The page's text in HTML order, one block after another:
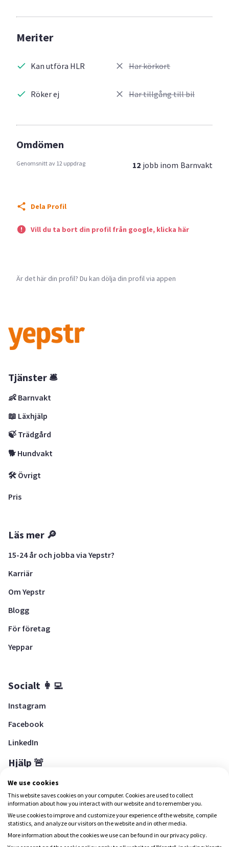
Meriter
Kan utföra HLR
Röker ej
Har körkort
Har tillgång till bil
Omdömen
Genomsnitt av 12 uppdrag 12 jobb inom Barnvakt
Dela Profil
Vill du ta bort din profil från google, klicka här
Är det här din profil? Du kan dölja din profil via appen
Tjänster 🛎
👶 Barnvakt
📖 Läxhjälp
🍃 Trädgård
🐕 Hundvakt
🛠 Övrigt
Pris
Läs mer 🔎
15-24 år och jobba via Yepstr?
Karriär
Om Yepstr
Blogg
För företag
Yeppar
Socialt 👩‍💻
Instagram
Facebook
LinkedIn
Hjälp 🚨
Hjälpcenter
Ladda ned Yepstr
We use cookies
This website saves cookies on your computer. Cookies are used to collect
information about how you interact with our website and to remember you.
We use cookies to improve and customize your experience of the website, compile
statistics, and analyze our visitors on the website and in other media.
More information about the cookies we use can be found in our privacy policy.